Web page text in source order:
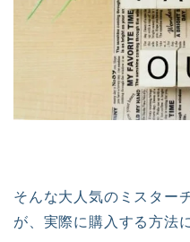
そんな大人気のミスター
が、実際に購入する方法